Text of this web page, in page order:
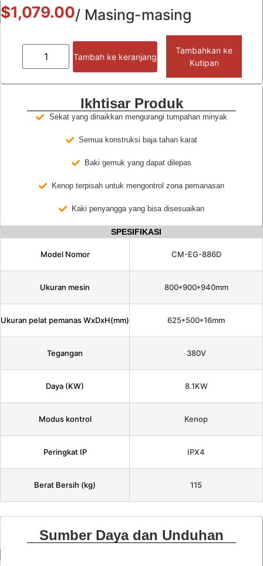
$1,079.00/ Masing-masing
Tambah ke keranjang
Tambahkan ke
Kutipan
Ikhtisar Produk
Sekat yang dinaikkan mengurangi tumpahan minyak
Semua konstruksi baja tahan karat
Baki gemuk yang dapat dilepas
Kenop terpisah untuk mengontrol zona pemanasan
Kaki penyangga yang bisa disesuaikan
SPESIFIKASI
Model Nomor CM-EG-886D
Ukuran mesin 800*900*940mm
Ukuran pelat pemanas WxDxH(mm) 625*500*16mm
Tegangan 380V
Daya (KW) 8.1KW
Modus kontrol Kenop
Peringkat IP IPX4
Berat Bersih (kg) 115
Sumber Daya dan Unduhan